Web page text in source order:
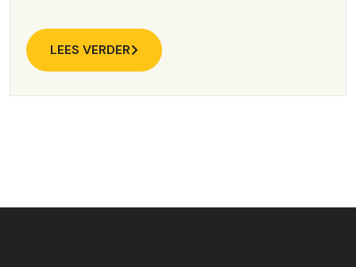
LEES VERDER